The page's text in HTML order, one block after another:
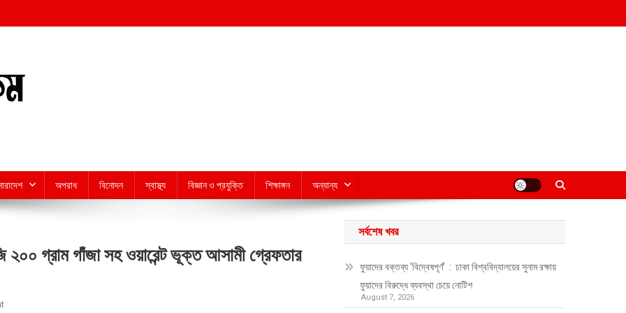
অপরাধ বিনোদন স্বাস্থ্য বিজ্ঞান ও প্রযুক্তি শিক্ষাঙ্গন অন্যান্য
২০০ গ্রাম গাঁজা সহ ওয়ারেন্ট ভূক্ত আসামী গ্রেফতার
On
সর্বশেষ খবর
ফুয়াদের বক্তব্য ‘বিদ্বেষপূর্ণ’ : ঢাকা বিশ্ববিদ্যালয়ের সুনাম রক্ষায়
ফুয়াদের বিরুদ্ধে ব্যবস্থা চেয়ে নোটিশ
August 7, 2026